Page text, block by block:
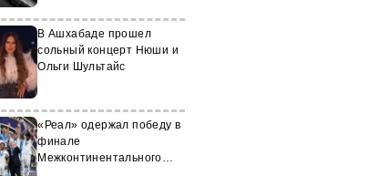
В Ашхабаде прошел
сольный концерт Нюши и
Ольги Шультайс
«Реал» одержал победу в
финале
Межконтинентального